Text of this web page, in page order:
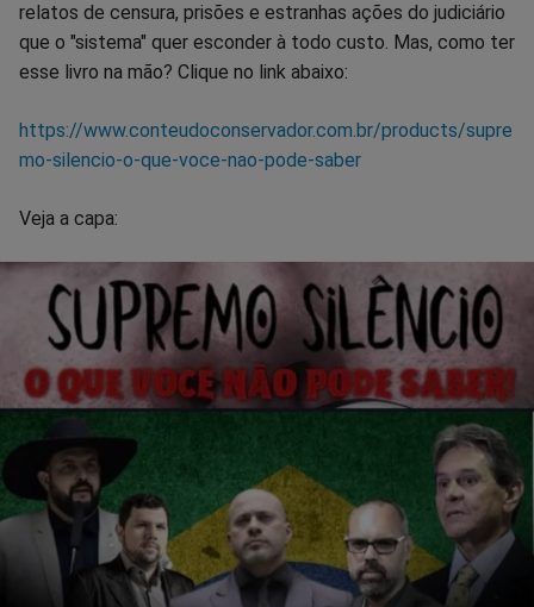
relatos de censura, prisões e estranhas ações do judiciário
que o "sistema" quer esconder à todo custo. Mas, como ter
esse livro na mão? Clique no link abaixo:
https://www.conteudoconservador.com.br/products/supre
mo-silencio-o-que-voce-nao-pode-saber
Veja a capa: